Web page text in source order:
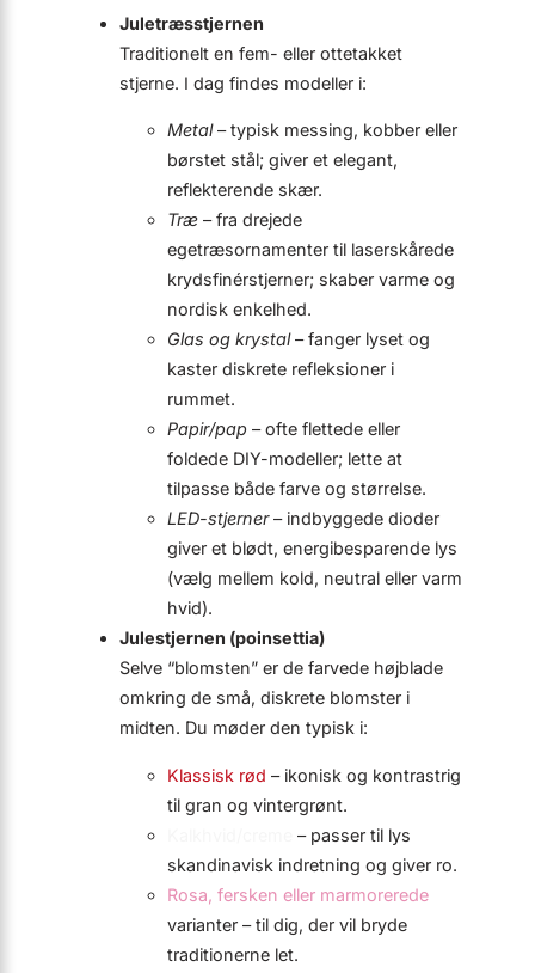
Juletræsstjernen
Traditionelt en fem- eller otte­takket
stjerne. I dag findes modeller i:
Metal– typisk messing, kobber eller
børstet stål; giver et elegant,
reflekterende skær.
Træ – fra drejede
egetræsornamenter til laserskårede
krydsfinér­stjerner; skaber varme og
nordisk enkelhed.
Glas og krystal– fanger lyset og
kaster diskrete refleksioner i
rummet.
Papir/pap – ofte flettede eller
foldede DIY-modeller; lette at
tilpasse både farve og størrelse.
LED-stjerner– indbyggede dioder
giver et blødt, energibesparende lys
(vælg mellem kold, neutral eller varm
hvid).
Julestjernen (poinsettia)
Selve “blomsten” er de farvede højblade
omkring de små, diskrete blomster i
midten. Du møder den typisk i:
Klassisk rød – ikonisk og kontrast­rig
til gran og vintergrønt.
– passer til lys
skandinavisk indretning og giver ro.
Rosa, fersken eller marmorerede
varianter – til dig, der vil bryde
traditionerne let.